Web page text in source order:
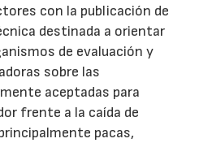
con la publicación de
destinada a orientar
de evaluación y
sobre las
aceptadas para
frente a la caída de
pacas,